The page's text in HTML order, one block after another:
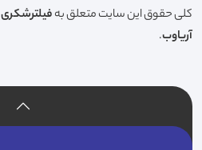
کلی حقوق این سایت متعلق بهفیلترشکری
آریاوب.